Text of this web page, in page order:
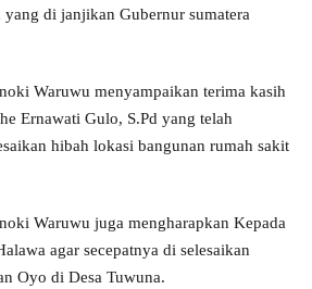
yang di janjikan Gubernur sumatera
Waruwu menyampaikan terima kasih
Ernawati Gulo, S.Pd yang telah
hibah lokasi bangunan rumah sakit
Waruwu juga mengharapkan Kepada
agar secepatnya di selesaikan
Oyo di Desa Tuwuna.